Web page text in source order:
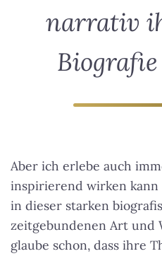
narrativ
Aber ich erlebe auch
inspirierend wirken
in dieser starken
zeitgebundenen Art und
glaube schon, dass ihre